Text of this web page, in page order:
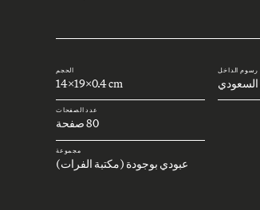
رسوم الداخل الحجم
14x19x0.4 cm
عدد الصفحات
80 صفحة
مجموعة
عبودي بوجودة (مكتبة الفرات)